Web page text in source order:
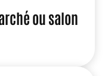
ou salon